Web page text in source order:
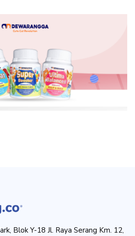
Blok Y-18 Jl. Raya Serang Km. 12,